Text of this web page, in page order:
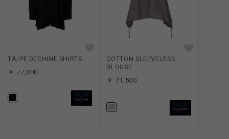
TA/PE DECHINE SHIRTS
￥ 77,000
COTTON SLEEVELESS
BLOUSE
￥ 71,500